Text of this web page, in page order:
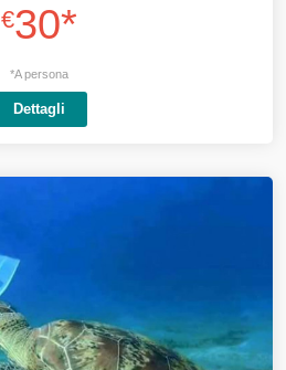
€30*
*A persona
Dettagli